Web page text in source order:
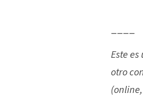
____
Este
otro